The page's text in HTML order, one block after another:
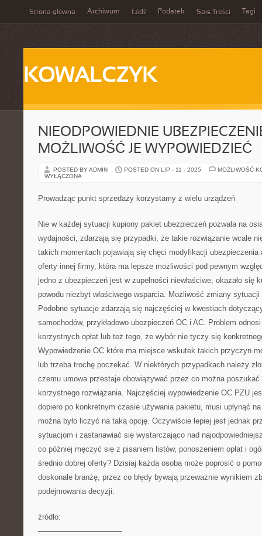
Strona główna Archiwum Łódź Podatek Spis Treści Tagi
KOWALCZYK
NIEODPOWIEDNIE
MOŻLIWOŚĆ JE WYPOWIEDZIEĆ
POSTED BY ADMIN POSTED ON LIP - 11 - 2025
MOŻLIWOŚĆ
WYŁĄCZONA
Prowadząc punkt sprzedaży korzystamy z wielu urządzeń
Nie w każdej sytuacji kupiony pakiet ubezpieczeń pozwala na
wydajności, zdarzają się przypadki, że takie rozwiązanie wcale
takich momentach pojawiają się chęci modyfikacji ubezpieczenia
oferty innej firmy, która ma lepsze możliwości pod pewnym
jedno z ubezpieczeń jest w zupełności niewłaściwe, okazało się
powodu niezbyt właściwego wsparcia. Możliwość zmiany
Podobne sytuacje zdarzają się najczęściej w kwestiach
samochodów, przykładowo ubezpieczeń OC i AC. Problem
korzystnych opłat lub też tego, że wybór nie tyczy się
Wypowiedzenie OC które ma miejsce wskutek takich przyczyn
lub trzeba trochę poczekać. W niektórych przypadkach należy
czemu umowa przestaje obowiązywać przez co można poszukać
korzystnego rozwiązania. Najczęściej wypowiedzenie OC PZU
dopiero po konkretnym czasie używania pakietu, musi upłynąć
można było liczyć na taką opcję. Oczywiście lepiej jest jednak
sytuacjom i zastanawiać się wystarczająco nad
co później męczyć się z pisaniem listów, ponoszeniem opłat i
średnio dobrej oferty? Dzisiaj każda osoba może poprosić o
doskonale branżę, przez co błędy bywają przeważnie wynikiem
podejmowania decyzji.
źródło:
———————————